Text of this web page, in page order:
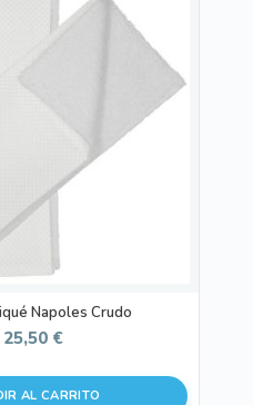
Napoles Crudo
25,50 €
AL CARRITO